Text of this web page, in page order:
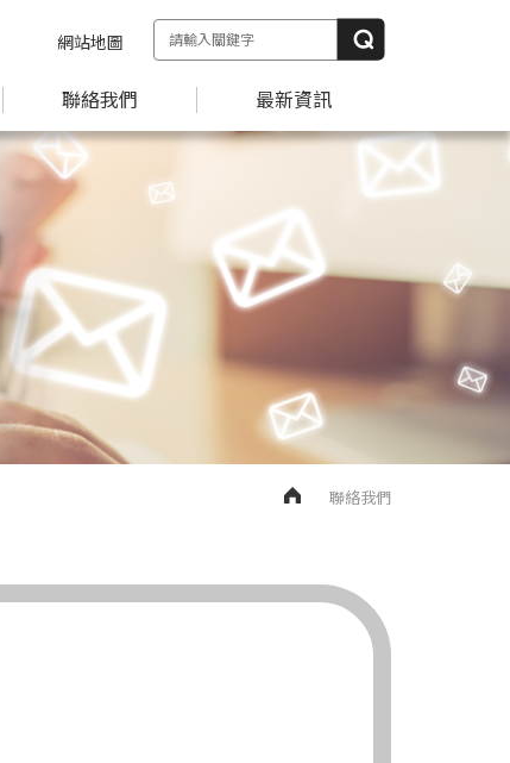
網站地圖
聯絡我們 最新資訊
聯絡我們